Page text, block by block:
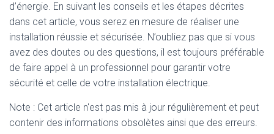
d’énergie. En suivant les conseils et les étapes décrites
dans cet article, vous serez en mesure de réaliser une
installation réussie et sécurisée. N’oubliez pas que si vous
avez des doutes ou des questions, il est toujours préférable
de faire appel à un professionnel pour garantir votre
sécurité et celle de votre installation électrique.
Note : Cet article n'est pas mis à jour régulièrement et peut
contenir des informations obsolètes ainsi que des erreurs.